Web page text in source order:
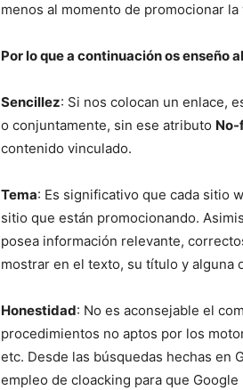
menos al momento de promocionar la
Por lo que a continuación os enseño
Sencillez: Si nos colocan un enlace,
o conjuntamente, sin ese atributo
contenido vinculado.
Tema: Es significativo que cada sitio
sitio que están promocionando.
posea información relevante,
mostrar en el texto, su título y alguna
Honestidad: No es aconsejable el
procedimientos no aptos por los
etc. Desde las búsquedas hechas en
empleo de cloacking para que